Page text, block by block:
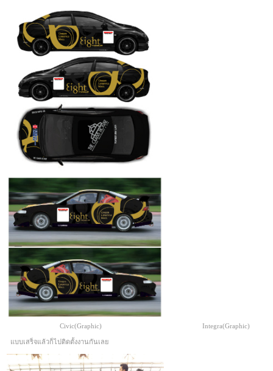
Civic(Graphic) Integra(Graphic)
แบบเสร็จแล้วก็ไปติดตั้งงานกันเลย